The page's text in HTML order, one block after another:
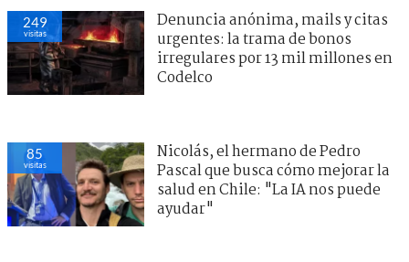
249
visitas
Denuncia anónima, mails y citas
urgentes: la trama de bonos
irregulares por 13 mil millones en
Codelco
85
visitas
Nicolás, el hermano de Pedro
Pascal que busca cómo mejorar la
salud en Chile: "La IA nos puede
ayudar"